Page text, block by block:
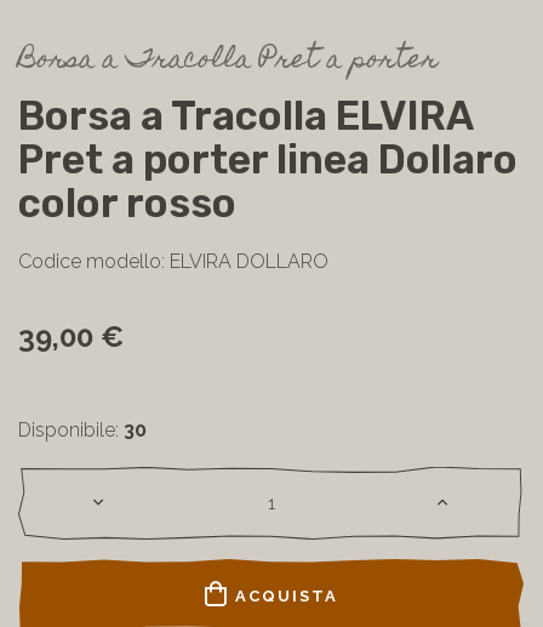
Borsa a Tracolla Pret a porter
Borsa a Tracolla ELVIRA
Pret a porter linea Dollaro
color rosso
Codice modello: ELVIRA DOLLARO
39,00 €
Disponibile: 30
ACQUISTA